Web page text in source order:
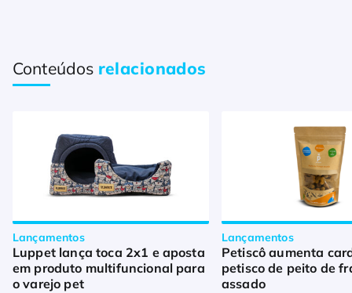
Conteúdos relacionados
Lançamentos
Luppet lança toca 2x1 e aposta
em produto multifuncional para
o varejo pet
Lançamentos
Petiscô aumenta
petisco de peito de
assado